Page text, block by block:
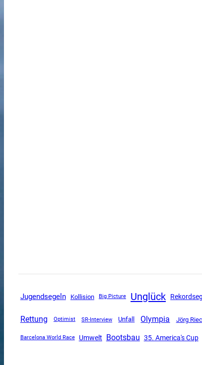
Jugendsegeln Kollision Big Picture Unglück
Rettung Optimist SR-Interview Unfall Olympia Jörg
Barcelona World Race Umwelt Bootsbau 35. America's Cup